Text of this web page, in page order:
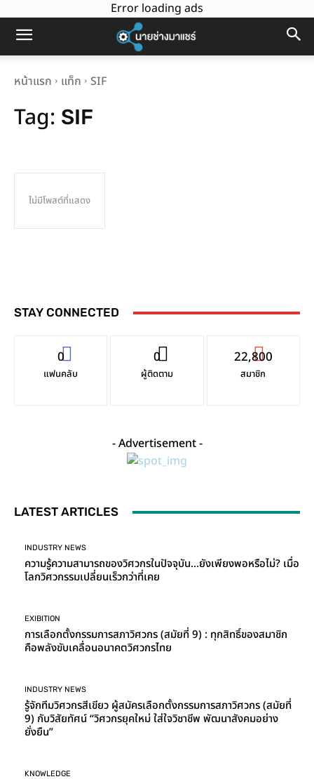
Error loading ads
หน้าแรก แท็ก SIF
Tag: SIF
ไม่มีโพสต์ที่แสดง
STAY CONNECTED
0
แฟนคลับ
0
ผู้ติดตาม
22,800
สมาชิก
- Advertisement -
LATEST ARTICLES
INDUSTRY NEWS
ความรู้ความสามารถของวิศวกรในปัจจุบัน…ยังเพียงพอหรือไม่? เมื่อ
โลกวิศวกรรมเปลี่ยนเร็วกว่าที่เคย
EXIBITION
การเลือกตั้งกรรมการสภาวิศวกร (สมัยที่ 9) : ทุกสิทธิ์ของสมาชิก
คือพลังขับเคลื่อนอนาคตวิศวกรไทย
INDUSTRY NEWS
รู้จักทีมวิศวกรสีเขียว ผู้สมัครเลือกตั้งกรรมการสภาวิศวกร (สมัยที่
9) กับวิสัยทัศน์ “วิศวกรยุคใหม่ ใส่ใจวิชาชีพ พัฒนาสังคมอย่าง
ยั่งยืน”
KNOWLEDGE